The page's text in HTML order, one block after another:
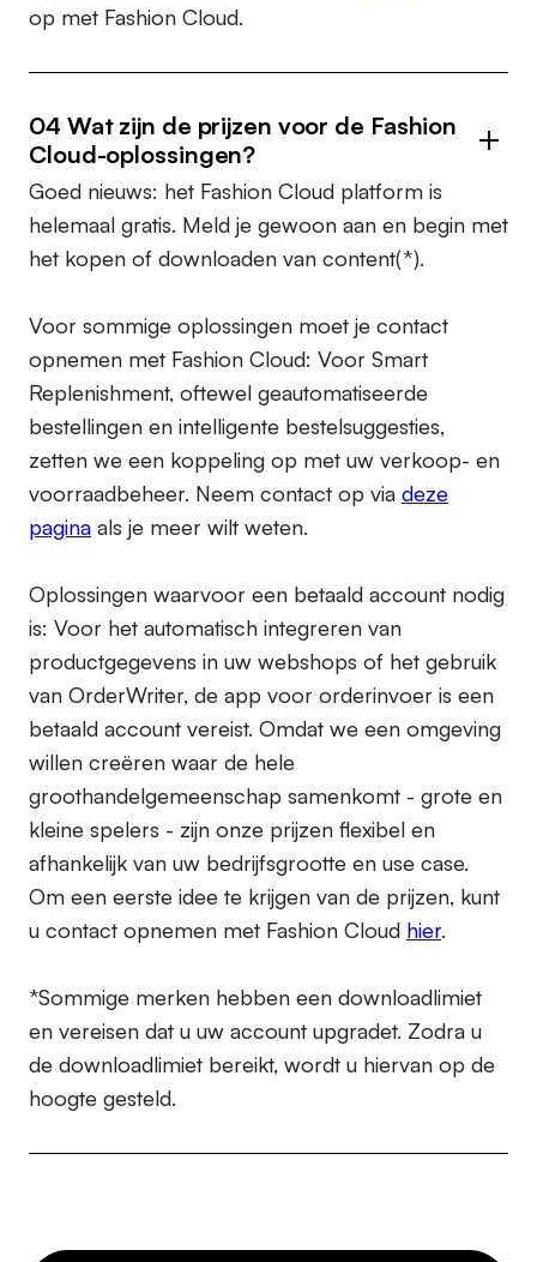
op met Fashion Cloud.
04 Wat zijn de prijzen voor de Fashion
Cloud-oplossingen?
Goed nieuws: het Fashion Cloud platform is
helemaal gratis. Meld je gewoon aan en begin met
het kopen of downloaden van content(*).
Voor sommige oplossingen moet je contact
opnemen met Fashion Cloud: Voor Smart
Replenishment, oftewel geautomatiseerde
bestellingen en intelligente bestelsuggesties,
zetten we een koppeling op met uw verkoop- en
voorraadbeheer. Neem contact op via deze
pagina als je meer wilt weten.
Oplossingen waarvoor een betaald account nodig
is: Voor het automatisch integreren van
productgegevens in uw webshops of het gebruik
van OrderWriter, de app voor orderinvoer is een
betaald account vereist. Omdat we een omgeving
willen creëren waar de hele
groothandelgemeenschap samenkomt - grote en
kleine spelers - zijn onze prijzen flexibel en
afhankelijk van uw bedrijfsgrootte en use case.
Om een eerste idee te krijgen van de prijzen, kunt
u contact opnemen met Fashion Cloud hier.
*Sommige merken hebben een downloadlimiet
en vereisen dat u uw account upgradet. Zodra u
de downloadlimiet bereikt, wordt u hiervan op de
hoogte gesteld.